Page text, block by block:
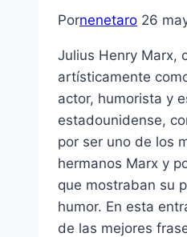
Pornenetaro 26
Julius Henry Marx,
artísticamente
actor, humorista y
estadounidense,
por ser uno de los
hermanos Marx y
que mostraban su
humor. En esta
de las mejores